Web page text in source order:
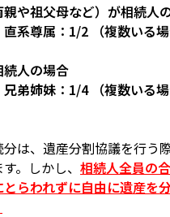
や祖父母など）が相続人
系尊属：1/2 （複数いる
人の場合
弟姉妹：1/4 （複数いる
は、遺産分割協議を行う
。しかし、 相続人全員の
らわれずに自由に遺産を